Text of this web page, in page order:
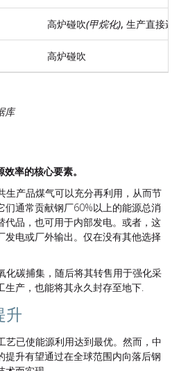
高炉碰吹(甲烷化), 生产直接还
高炉碰吹
库
率的核心要素。
生产品煤气可以充分再利用，从而节
们通常贡献钢厂60%以上的能源总消
代品，也可用于内部发电。或者，这
发电或厂外输出。仅在没有其他选择
化碳捕集，随后将其转售用于强化采
生产，也能将其永久封存至地下.
升
艺已使能源利用达到最优。然而，中
提升有望通过在全球范围内向落后钢